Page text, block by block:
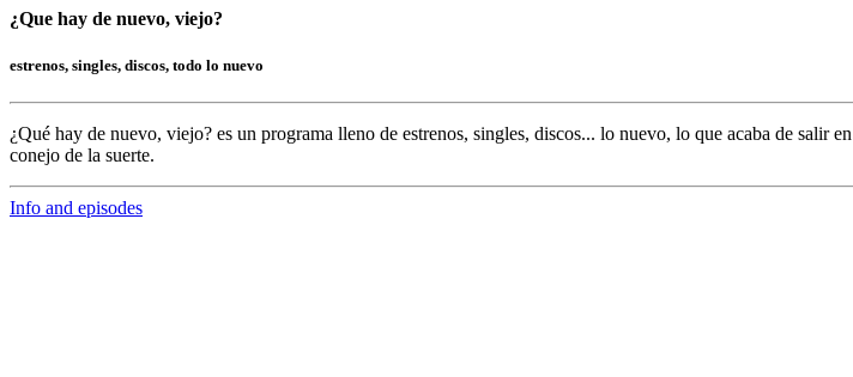
¿Que hay de nuevo, viejo?
estrenos, singles, discos, todo lo nuevo
¿Qué hay de nuevo, viejo? es un programa lleno de estrenos, singles, discos... lo nuevo, lo que acaba de salir en
conejo de la suerte.
Info and episodes